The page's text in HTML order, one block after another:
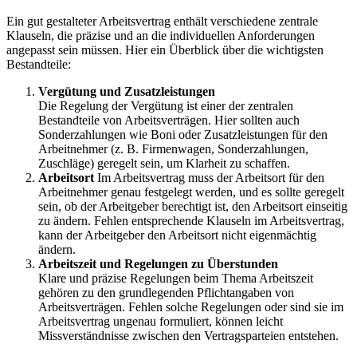
Ein gut gestalteter Arbeitsvertrag enthält verschiedene zentrale
Klauseln, die präzise und an die individuellen Anforderungen
angepasst sein müssen. Hier ein Überblick über die wichtigsten
Bestandteile:
Vergütung und Zusatzleistungen
Die Regelung der Vergütung ist einer der zentralen
Bestandteile von Arbeitsverträgen. Hier sollten auch
Sonderzahlungen wie Boni oder Zusatzleistungen für den
Arbeitnehmer (z. B. Firmenwagen, Sonderzahlungen,
Zuschläge) geregelt sein, um Klarheit zu schaffen.
ArbeitsortIm Arbeitsvertrag muss der Arbeitsort für den
Arbeitnehmer genau festgelegt werden, und es sollte geregelt
sein, ob der Arbeitgeber berechtigt ist, den Arbeitsort einseitig
zu ändern. Fehlen entsprechende Klauseln im Arbeitsvertrag,
kann der Arbeitgeber den Arbeitsort nicht eigenmächtig
ändern.
Arbeitszeit und Regelungen zu Überstunden
Klare und präzise Regelungen beim Thema Arbeitszeit
gehören zu den grundlegenden Pflichtangaben von
Arbeitsverträgen. Fehlen solche Regelungen oder sind sie im
Arbeitsvertrag ungenau formuliert, können leicht
Missverständnisse zwischen den Vertragsparteien entstehen.